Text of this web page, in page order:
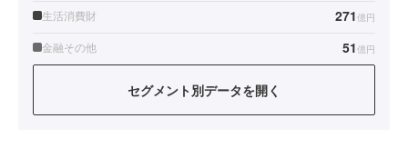
生活消費財 271億円
金融その他 51億円
セグメント別データを開く